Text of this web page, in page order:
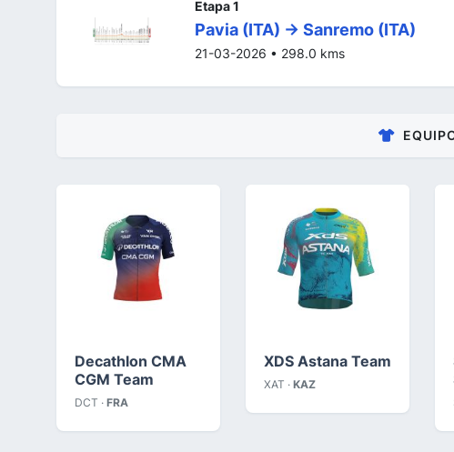
Etapa 1
Pavia (ITA) -> Sanremo (ITA)
21-03-2026 • 298.0 kms
Decathlon CMA
CGM Team
DCT · FRA
XDS Astana Team
XAT · KAZ